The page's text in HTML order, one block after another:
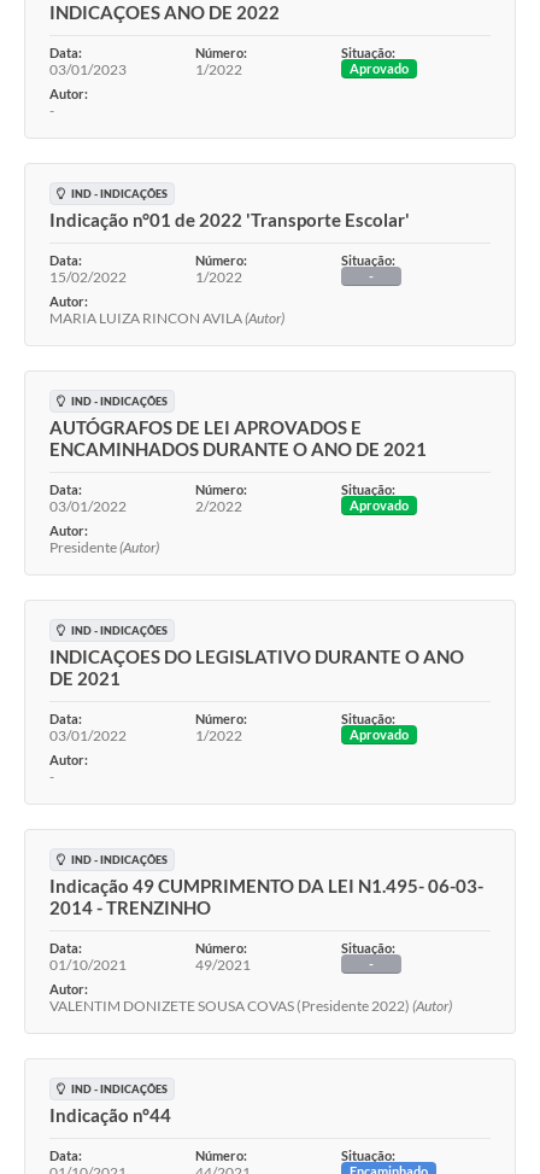
INDICAÇOES ANO DE 2022
Data:
03/01/2023
Número:
1/2022
Situação:
Aprovado
Autor:
-
IND - INDICAÇÕES
Indicação n°01 de 2022 'Transporte Escolar'
Data:
15/02/2022
Número:
1/2022
Situação:
-
Autor:
MARIA LUIZA RINCON AVILA(Autor)
IND - INDICAÇÕES
AUTÓGRAFOS DE LEI APROVADOS E
ENCAMINHADOS DURANTE O ANO DE 2021
Data:
03/01/2022
Número:
2/2022
Situação:
Aprovado
Autor:
Presidente(Autor)
IND - INDICAÇÕES
INDICAÇOES DO LEGISLATIVO DURANTE O ANO
DE 2021
Data:
03/01/2022
Número:
1/2022
Situação:
Aprovado
Autor:
-
IND - INDICAÇÕES
Indicação 49 CUMPRIMENTO DA LEI N1.495- 06-03-
2014 - TRENZINHO
Data:
01/10/2021
Número:
49/2021
Situação:
-
Autor:
VALENTIM DONIZETE SOUSA COVAS (Presidente 2022) (Autor)
IND - INDICAÇÕES
Indicação n°44
Data: Número:
Situação: